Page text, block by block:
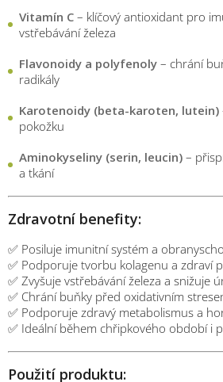
Vitamín C – klíčový antioxidant pro
vstřebávání železa
Flavonoidy a polyfenoly – chrání
radikály
Karotenoidy (beta-karoten, lutein)
pokožku
Aminokyseliny (serin, leucin) –
a tkání
Zdravotní benefity:
✅ Posiluje imunitní systém a
✅ Podporuje tvorbu kolagenu a zdraví
✅ Zvyšuje vstřebávání železa a snižuje
✅ Chrání buňky před oxidativním
✅ Podporuje zdravý metabolismus a
✅ Ideální během chřipkového období i
Použití produktu: